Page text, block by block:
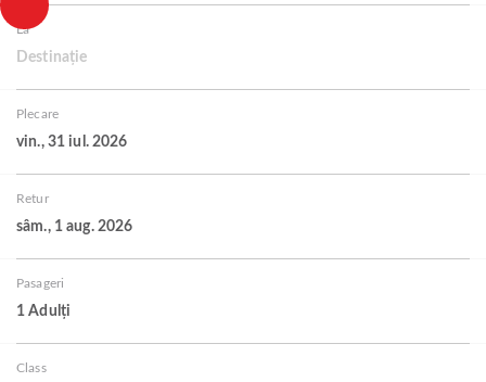
La
Destinație
Plecare
vin., 31 iul. 2026
Retur
sâm., 1 aug. 2026
Pasageri
1 Adulți
Class